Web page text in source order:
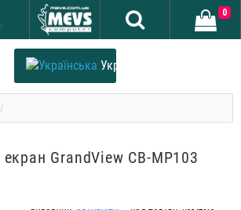
Українська
0
GrandView CB-MP103